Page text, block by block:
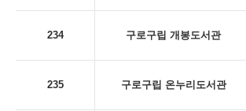
234 구로구립 개봉도서관
235 구로구립 온누리도서관